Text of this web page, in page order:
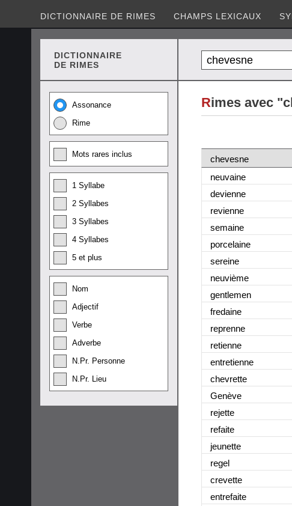
DICTIONNAIRE DE RIMES CHAMPS LEXICAUX
DICTIONNAIRE
DE RIMES
Assonance
Rime
Mots rares inclus
1 Syllabe
2 Syllabes
3 Syllabes
4 Syllabes
5 et plus
Nom
Adjectif
Verbe
Adverbe
N.Pr. Personne
N.Pr. Lieu
Rimes avec
chevesne
neuvaine
devienne
revienne
semaine
porcelaine
sereine
neuvième
gentlemen
fredaine
reprenne
retienne
entretienne
chevrette
Genève
rejette
refaite
jeunette
regel
crevette
entrefaite